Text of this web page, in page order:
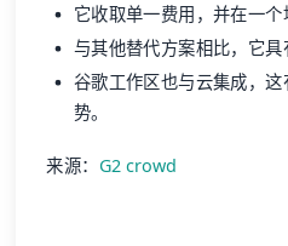
它收取单一费用，并在一个
与其他替代方案相比，它具
谷歌工作区也与云集成，
势。
来源： G2 crowd